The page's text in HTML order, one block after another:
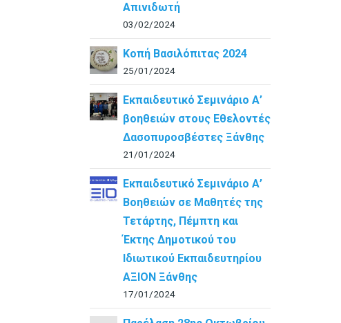
Απινιδωτή
03/02/2024
Κοπή Βασιλόπιτας 2024
25/01/2024
Εκπαιδευτικό Σεμινάριο Α’
βοηθειών στους Εθελοντές
Δασοπυροσβέστες Ξάνθης
21/01/2024
Εκπαιδευτικό Σεμινάριο Α’
Βοηθειών σε Μαθητές της
Τετάρτης, Πέμπτη και
Έκτης Δημοτικού του
Ιδιωτικού Εκπαιδευτηρίου
ΑΞΙΟΝ Ξάνθης
17/01/2024